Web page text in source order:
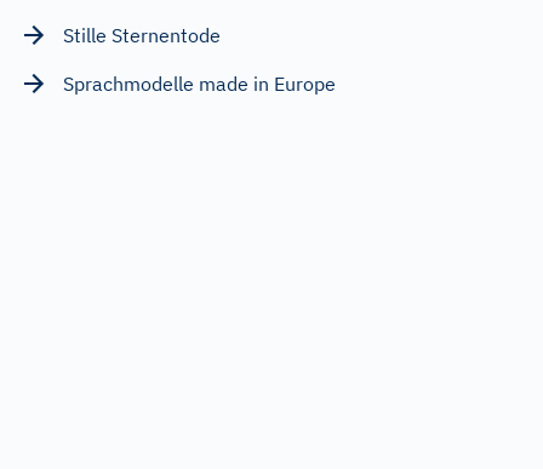
Stille Sternentode
Sprachmodelle made in Europe